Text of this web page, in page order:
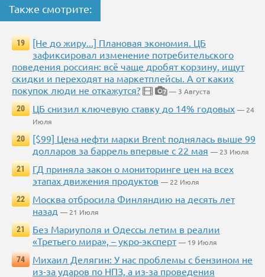
Также смотрите:
19
[Не до жиру...] Плановая экономия. ЦБ
зафиксировал изменение потребительского
поведения россиян: всё чаще дробят корзину, ищут
скидки и переходят на маркетплейсы. А от каких
покупок люди не откажутся?
7 — 3 Августа
20
ЦБ снизил ключевую ставку до 14% годовых — 24
Июля
20
[$99] Цена нефти марки Brent поднялась выше 99
долларов за баррель впервые с 22 мая — 23 Июля
21
ГД приняла закон о мониторинге цен на всех
этапах движения продуктов — 22 Июля
22
Москва отбросила Финляндию на десять лет
назад — 21 Июля
21
Без Мариуполя и Одессы летим в реалии
«Третьего мира», – укро-эксперт — 19 Июля
74
Михаил Делягин: У нас проблемы с бензином не
из-за ударов по НПЗ, а из-за проведения